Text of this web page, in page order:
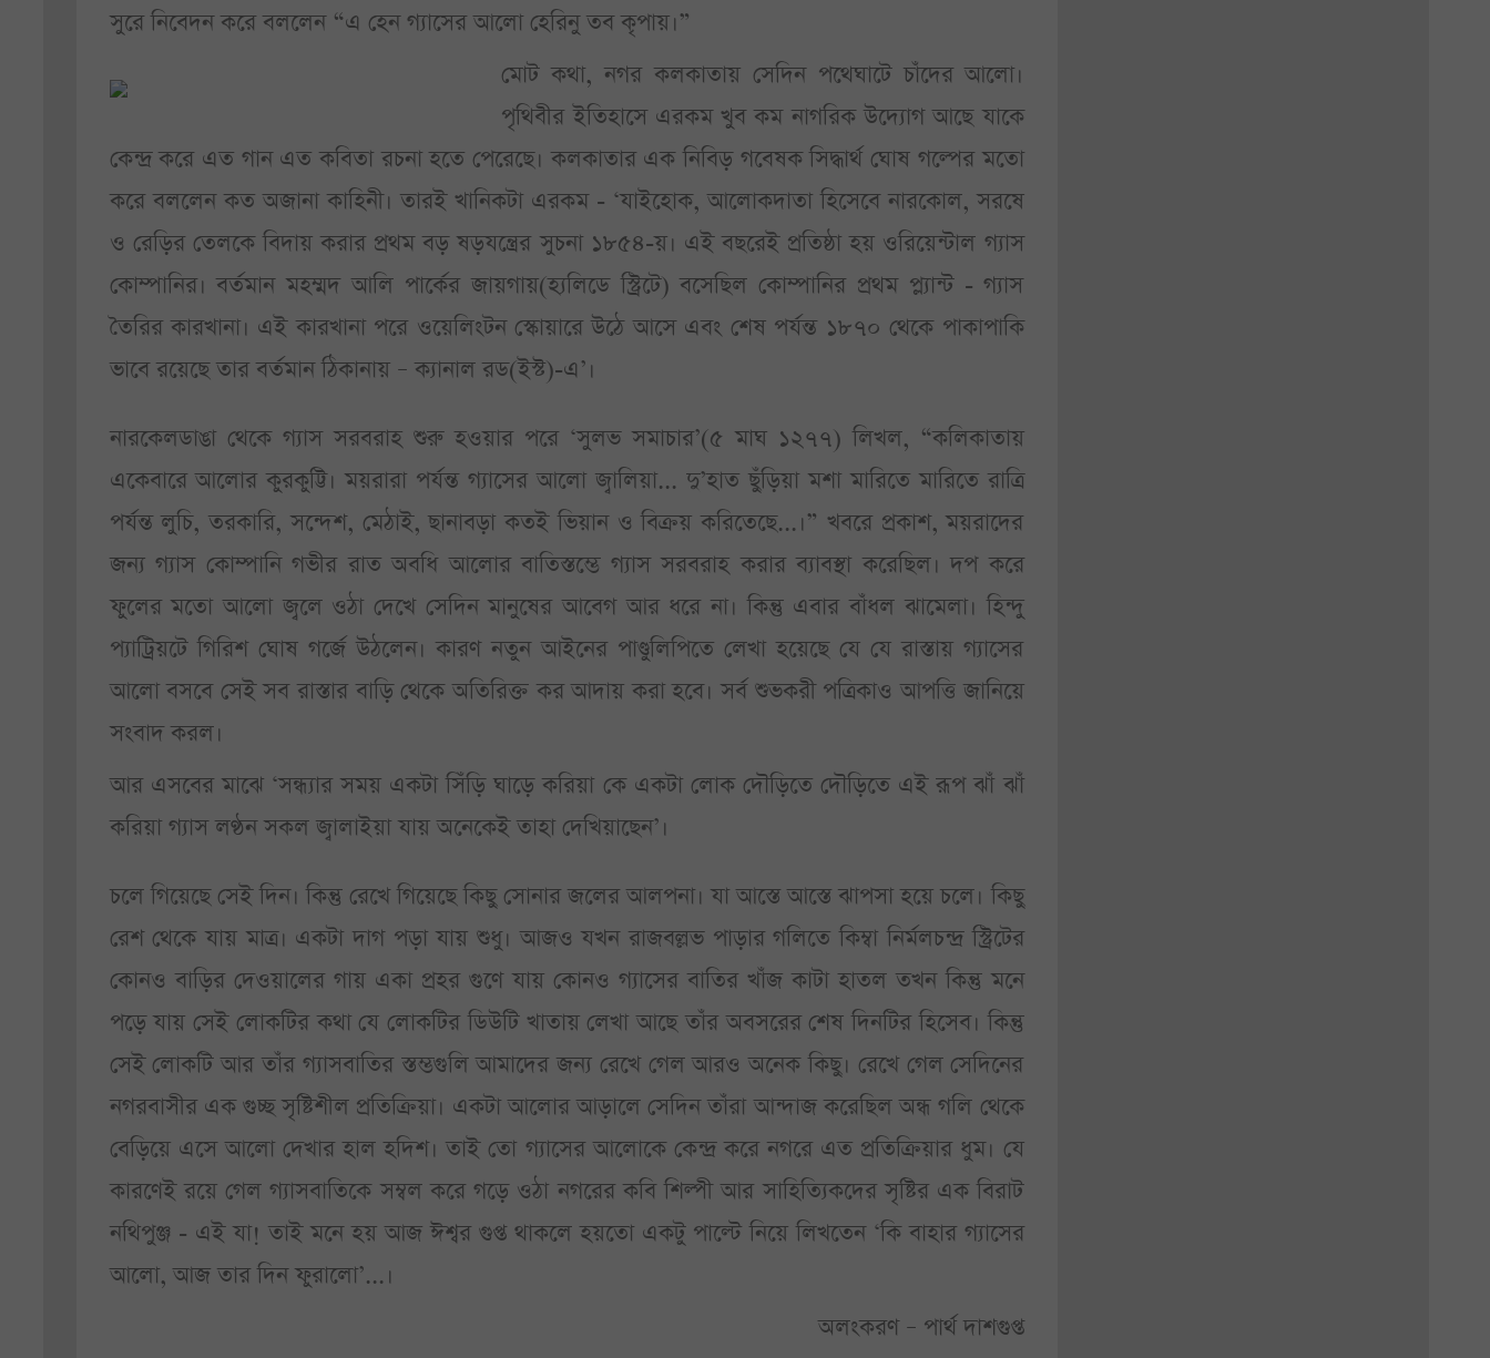
সুরে নিবেদন করে বললেন “এ হেন গ্যাসের আলো হেরিনু তব কৃপায়।”
মোট কথা, নগর কলকাতায় সেদিন পথেঘাটে চাঁদের আলো।
পৃথিবীর ইতিহাসে এরকম খুব কম নাগরিক উদ্যোগ আছে যাকে
কেন্দ্র করে এত গান এত কবিতা রচনা হতে পেরেছে। কলকাতার এক নিবিড় গবেষক সিদ্ধার্থ ঘোষ গল্পের মতো
করে বললেন কত অজানা কাহিনী। তারই খানিকটা এরকম - ‘যাইহোক, আলোকদাতা হিসেবে নারকোল, সরষে
ও রেড়ির তেলকে বিদায় করার প্রথম বড় ষড়যন্ত্রের সুচনা ১৮৫৪-য়। এই বছরেই প্রতিষ্ঠা হয় ওরিয়েন্টাল গ্যাস
কোম্পানির। বর্তমান মহম্মদ আলি পার্কের জায়গায়(হ্যলিডে স্ট্রিটে) বসেছিল কোম্পানির প্রথম প্ল্যান্ট - গ্যাস
তৈরির কারখানা। এই কারখানা পরে ওয়েলিংটন স্কোয়ারে উঠে আসে এবং শেষ পর্যন্ত ১৮৭০ থেকে পাকাপাকি
ভাবে রয়েছে তার বর্তমান ঠিকানায় – ক্যানাল রড(ইস্ট)-এ’।
নারকেলডাঙা থেকে গ্যাস সরবরাহ শুরু হওয়ার পরে ‘সুলভ সমাচার’(৫ মাঘ ১২৭৭) লিখল, “কলিকাতায়
একেবারে আলোর কুরকুট্টি। ময়রারা পর্যন্ত গ্যাসের আলো জ্বালিয়া... দু’হাত ছুঁড়িয়া মশা মারিতে মারিতে রাত্রি
পর্যন্ত লুচি, তরকারি, সন্দেশ, মেঠাই, ছানাবড়া কতই ভিয়ান ও বিক্রয় করিতেছে...।” খবরে প্রকাশ, ময়রাদের
জন্য গ্যাস কোম্পানি গভীর রাত অবধি আলোর বাতিস্তম্ভে গ্যাস সরবরাহ করার ব্যাবস্থা করেছিল। দপ করে
ফুলের মতো আলো জ্বলে ওঠা দেখে সেদিন মানুষের আবেগ আর ধরে না। কিন্তু এবার বাঁধল ঝামেলা। হিন্দু
প্যাট্রিয়টে গিরিশ ঘোষ গর্জে উঠলেন। কারণ নতুন আইনের পাণ্ডুলিপিতে লেখা হয়েছে যে যে রাস্তায় গ্যাসের
আলো বসবে সেই সব রাস্তার বাড়ি থেকে অতিরিক্ত কর আদায় করা হবে। সর্ব শুভকরী পত্রিকাও আপত্তি জানিয়ে
সংবাদ করল।
আর এসবের মাঝে ‘সন্ধ্যার সময় একটা সিঁড়ি ঘাড়ে করিয়া কে একটা লোক দৌড়িতে দৌড়িতে এই রূপ ঝাঁ ঝাঁ
করিয়া গ্যাস লণ্ঠন সকল জ্বালাইয়া যায় অনেকেই তাহা দেখিয়াছেন’।
চলে গিয়েছে সেই দিন। কিন্তু রেখে গিয়েছে কিছু সোনার জলের আলপনা। যা আস্তে আস্তে ঝাপসা হয়ে চলে। কিছু
রেশ থেকে যায় মাত্র। একটা দাগ পড়া যায় শুধু। আজও যখন রাজবল্লভ পাড়ার গলিতে কিম্বা নির্মলচন্দ্র স্ট্রিটের
কোনও বাড়ির দেওয়ালের গায় একা প্রহর গুণে যায় কোনও গ্যাসের বাতির খাঁজ কাটা হাতল তখন কিন্তু মনে
পড়ে যায় সেই লোকটির কথা যে লোকটির ডিউটি খাতায় লেখা আছে তাঁর অবসরের শেষ দিনটির হিসেব। কিন্তু
সেই লোকটি আর তাঁর গ্যাসবাতির স্তম্ভগুলি আমাদের জন্য রেখে গেল আরও অনেক কিছু। রেখে গেল সেদিনের
নগরবাসীর এক গুচ্ছ সৃষ্টিশীল প্রতিক্রিয়া। একটা আলোর আড়ালে সেদিন তাঁরা আন্দাজ করেছিল অন্ধ গলি থেকে
বেড়িয়ে এসে আলো দেখার হাল হদিশ। তাই তো গ্যাসের আলোকে কেন্দ্র করে নগরে এত প্রতিক্রিয়ার ধুম। যে
কারণেই রয়ে গেল গ্যাসবাতিকে সম্বল করে গড়ে ওঠা নগরের কবি শিল্পী আর সাহিত্যিকদের সৃষ্টির এক বিরাট
নথিপুঞ্জ - এই যা! তাই মনে হয় আজ ঈশ্বর গুপ্ত থাকলে হয়তো একটু পাল্টে নিয়ে লিখতেন ‘কি বাহার গ্যাসের
আলো, আজ তার দিন ফুরালো’...।
অলংকরণ – পার্থ দাশগুপ্ত